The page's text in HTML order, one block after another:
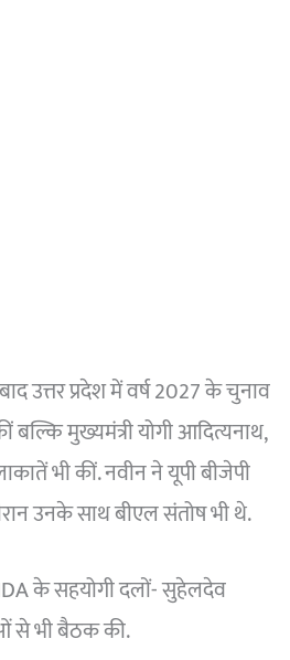
उत्तर प्रदेश में वर्ष 2027 के चुनाव
मुख्यमंत्री योगी आदित्यनाथ,
भी कीं. नवीन ने यूपी बीजेपी
उनके साथ बीएल संतोष भी थे.
के सहयोगी दलों- सुहेलदेव
से भी बैठक की.